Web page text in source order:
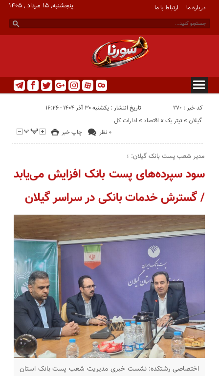
درباره ما ارتباط با ما پنجشنبه, ۱۵ مرداد , ۱۴۰۵
کد خبر : 270 تاریخ انتشار : یکشنبه ۳۰ آذر ۱۴۰۴ - ۱۶:۲۶
چاپ خبر ۰ نظر
ادارات کل « اقتصاد « تیتر یک « گیلان
مدیر شعب پست بانک گیلان: ؛
سود سپرده‌های پست بانک افزایش می‌یابد
/ گسترش خدمات بانکی در سراسر گیلان
اختصاصی رشتکده: نشست خبری مدیریت شعب پست بانک استان